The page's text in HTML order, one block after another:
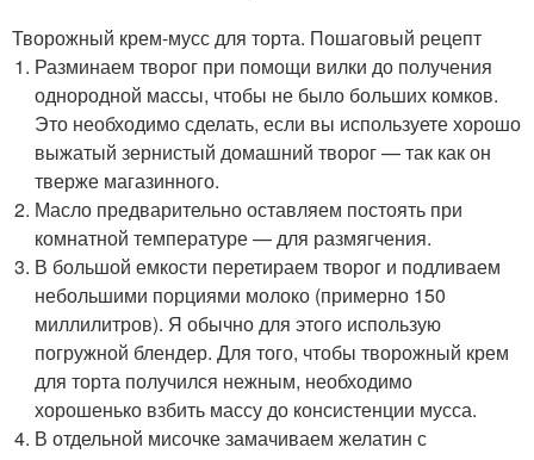
Творожный крем-мусс для торта. Пошаговый рецепт
Разминаем творог при помощи вилки до получения
однородной массы, чтобы не было больших комков.
Это необходимо сделать, если вы используете хорошо
выжатый зернистый домашний творог — так как он
тверже магазинного.
Масло предварительно оставляем постоять при
комнатной температуре — для размягчения.
В большой емкости перетираем творог и подливаем
небольшими порциями молоко (примерно 150
миллилитров). Я обычно для этого использую
погружной блендер. Для того, чтобы творожный крем
для торта получился нежным, необходимо
хорошенько взбить массу до консистенции мусса.
В отдельной мисочке замачиваем желатин с